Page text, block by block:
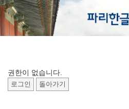
권한이 없습니다.
로그인 돌아가기